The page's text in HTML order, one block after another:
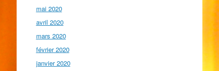
mai 2020
avril 2020
mars 2020
février 2020
janvier 2020